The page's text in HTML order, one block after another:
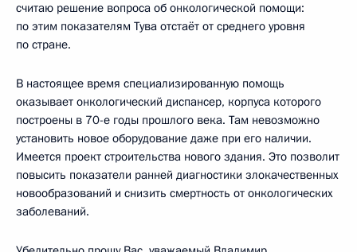
считаю решение вопроса об онкологической помощи:
по этим показателям Тува отстаёт от среднего уровня
по стране.
В настоящее время специализированную помощь
оказывает онкологический диспансер, корпуса которого
построены в 70-е годы прошлого века. Там невозможно
установить новое оборудование даже при его наличии.
Имеется проект строительства нового здания. Это позволит
повысить показатели ранней диагностики злокачественных
новообразований и снизить смертность от онкологических
заболеваний.